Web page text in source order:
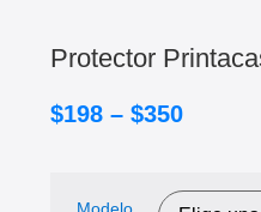
Protector
$198 – $350